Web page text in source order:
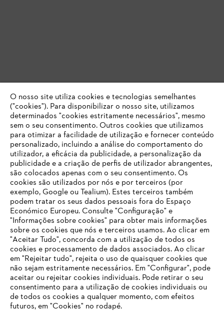
O SEU NAVEGADOR NÃO SUPORTA
ESTE WEBSITE
Está utilizar um navegador que ainda não suportamos. Para
obter o melhor uso de nosso site, recomendamos que altere
para um dos seguintes navegadores:
O nosso site utiliza cookies e tecnologias semelhantes
("cookies"). Para disponibilizar o nosso site, utilizamos
determinados "cookies estritamente necessários", mesmo
sem o seu consentimento. Outros cookies que utilizamos
para otimizar a facilidade de utilização e fornecer conteúdo
personalizado, incluindo a análise do comportamento do
utilizador, a eficácia da publicidade, a personalização da
publicidade e a criação de perfis de utilizador abrangentes,
são colocados apenas com o seu consentimento. Os
cookies são utilizados por nós e por terceiros (por
exemplo, Google ou Tealium). Estes terceiros também
podem tratar os seus dados pessoais fora do Espaço
Económico Europeu. Consulte "Configuração" e
"Informações sobre cookies" para obter mais informações
sobre os cookies que nós e terceiros usamos. Ao clicar em
"Aceitar Tudo", concorda com a utilização de todos os
cookies e processamento de dados associados. Ao clicar
em "Rejeitar tudo", rejeita o uso de quaisquer cookies que
não sejam estritamente necessários. Em "Configurar", pode
aceitar ou rejeitar cookies individuais. Pode retirar o seu
consentimento para a utilização de cookies individuais ou
de todos os cookies a qualquer momento, com efeitos
futuros, em "Cookies" no rodapé.